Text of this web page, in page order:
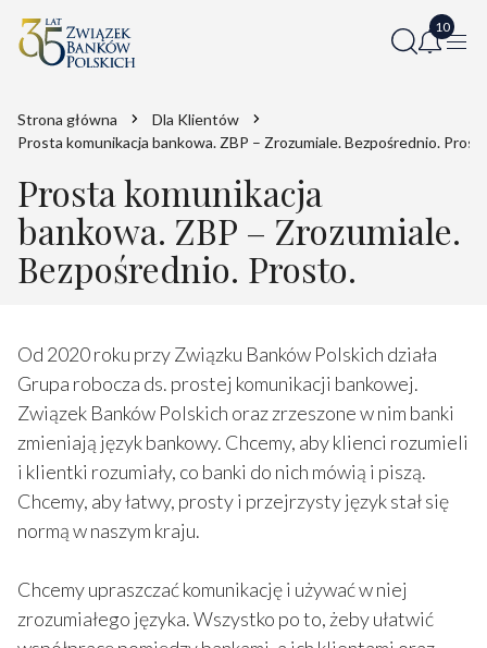
Strona główna
Dla Klientów
Prosta komunikacja bankowa. ZBP – Zrozumiale. Bezpośrednio.
Prosta komunikacja
bankowa. ZBP – Zrozumiale.
Bezpośrednio. Prosto.
Od 2020 roku przy Związku Banków Polskich działa
Grupa robocza ds. prostej komunikacji bankowej.
Związek Banków Polskich oraz zrzeszone w nim banki
zmieniają język bankowy. Chcemy, aby klienci rozumieli
i klientki rozumiały, co banki do nich mówią i piszą.
Chcemy, aby łatwy, prosty i przejrzysty język stał się
normą w naszym kraju.
Chcemy upraszczać komunikację i używać w niej
zrozumiałego języka. Wszystko po to, żeby ułatwić